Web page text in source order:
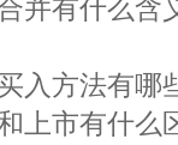
并有什么含
入方法有哪
上市有什么